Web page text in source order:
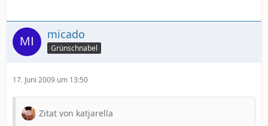
micado
Grünschnabel
17. Juni 2009 um 13:50
Zitat von katjarella